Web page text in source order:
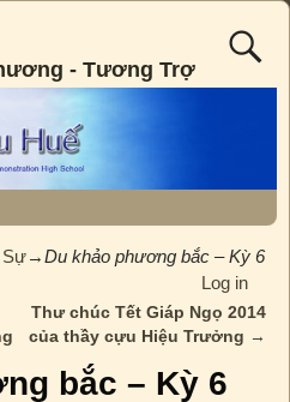
- Tương Trợ
Sự→Du khảo phương bắc – Kỳ 6
Log in
Thư chúc Tết Giáp Ngọ 2014
của thầy cựu Hiệu Trưởng →
bắc – Kỳ 6